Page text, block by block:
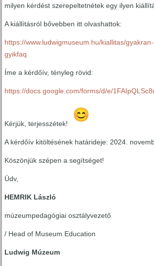
milyen kérdést szerepeltetnétek egy ilyen
A kiállításról bővebben itt olvashattok:
https://www.ludwigmuseum.hu/kiallitas/
gyikfaq
Íme a kérdőív, tényleg rövid:
https://docs.google.com/forms/d/e/
Kérjük, terjesszétek!
A kérdőív kitöltésének határideje: 2024.
Köszönjük szépen a segítséget!
Üdv,
HEMRIK László
múzeumpedagógiai osztályvezető
/ Head of Museum Education
Ludwig Múzeum